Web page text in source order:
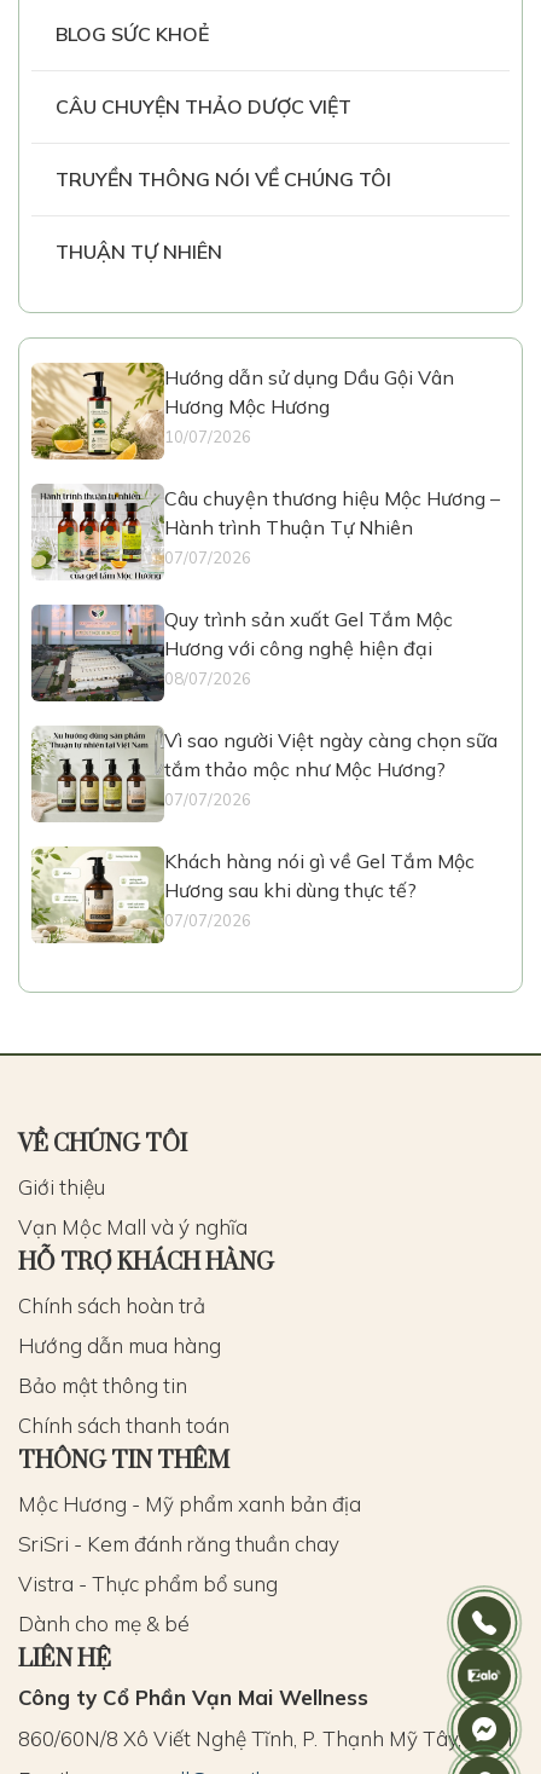
BLOG SỨC KHOẺ
CÂU CHUYỆN THẢO DƯỢC VIỆT
TRUYỀN THÔNG NÓI VỀ CHÚNG TÔI
THUẬN TỰ NHIÊN
Hướng dẫn sử dụng Dầu Gội Vân
Hương Mộc Hương
10/07/2026
Câu chuyện thương hiệu Mộc Hương –
Hành trình Thuận Tự Nhiên
07/07/2026
Quy trình sản xuất Gel Tắm Mộc
Hương với công nghệ hiện đại
08/07/2026
Vì sao người Việt ngày càng chọn sữa
tắm thảo mộc như Mộc Hương?
07/07/2026
Khách hàng nói gì về Gel Tắm Mộc
Hương sau khi dùng thực tế?
07/07/2026
VỀ CHÚNG TÔI
Giới thiệu
Vạn Mộc Mall và ý nghĩa
HỖ TRỢ KHÁCH HÀNG
Chính sách hoàn trả
Hướng dẫn mua hàng
Bảo mật thông tin
Chính sách thanh toán
THÔNG TIN THÊM
Mộc Hương - Mỹ phẩm xanh bản địa
SriSri - Kem đánh răng thuần chay
Vistra - Thực phẩm bổ sung
Dành cho mẹ & bé
LIÊN HỆ
Công ty Cổ Phần Vạn Mai Wellness
860/60N/8 Xô Viết Nghệ Tĩnh, P. Thạnh Mỹ Tây, HCM